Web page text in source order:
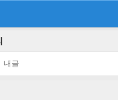
내글